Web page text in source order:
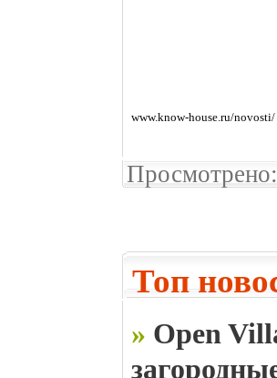
www.know-house.ru/novosti/
Топ
» Open